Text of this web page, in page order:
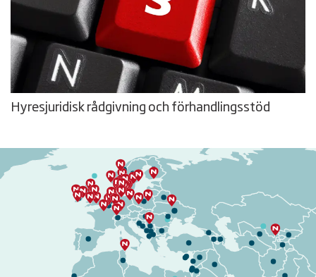
Hyresjuridisk rådgivning och förhandlingsstöd